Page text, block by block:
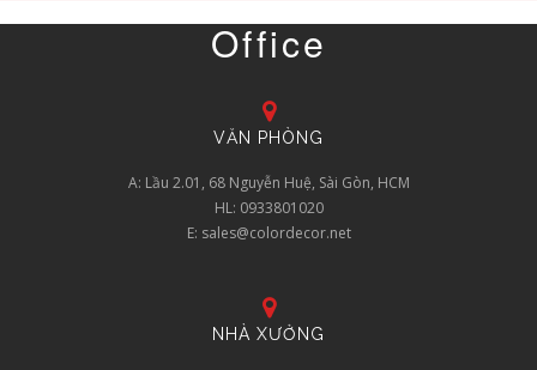
Office
VĂN PHÒNG
A: Lầu 2.01, 68 Nguyễn Huệ, Sài Gòn, HCM
HL: 0933801020
E: sales@colordecor.net
NHÀ XƯỞNG